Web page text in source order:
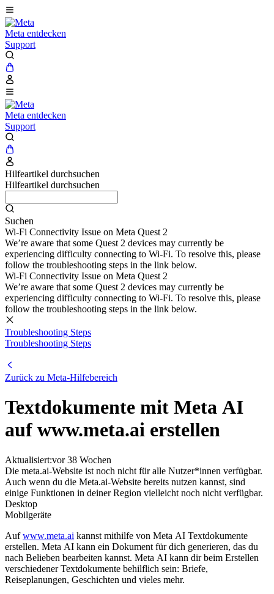
Meta entdecken
Support
Meta entdecken
Support
Hilfeartikel durchsuchen
Hilfeartikel durchsuchen
Suchen
Wi-Fi Connectivity Issue on Meta Quest 2
We’re aware that some Quest 2 devices may currently be
experiencing difficulty connecting to Wi-Fi. To resolve this, please
follow the troubleshooting steps in the link below.
Wi-Fi Connectivity Issue on Meta Quest 2
We’re aware that some Quest 2 devices may currently be
experiencing difficulty connecting to Wi-Fi. To resolve this, please
follow the troubleshooting steps in the link below.
Troubleshooting Steps
Troubleshooting Steps
Zurück zu Meta-Hilfebereich
Textdokumente mit Meta AI
auf www.meta.ai erstellen
Aktualisiert:vor 38 Wochen
Die meta.ai-Website ist noch nicht für alle Nutzer*innen verfügbar.
Auch wenn du die Meta.ai-Website bereits nutzen kannst, sind
einige Funktionen in deiner Region vielleicht noch nicht verfügbar.
Desktop
Mobilgeräte
Aufwww.meta.ai kannst mithilfe von Meta AI Textdokumente
erstellen. Meta AI kann ein Dokument für dich generieren, das du
nach Belieben bearbeiten kannst. Meta AI kann dir beim Erstellen
verschiedener Textdokumente behilflich sein: Briefe,
Reiseplanungen, Geschichten und vieles mehr.